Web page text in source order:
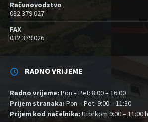
Računovodstvo
032 379 027
FAX
032 379 026
RADNO VRIJEME
Radno vrijeme: Pon – Pet: 8:00 – 16:00
Prijem stranaka: Pon – Pet: 9:00 – 11:30
Prijem kod načelnika: Utorkom 9:00 – 11:00 h